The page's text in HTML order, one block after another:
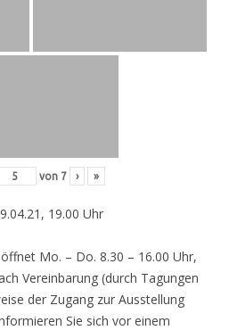
von 7 › »
19.00 Uhr
Mo. – Do. 8.30 – 16.00 Uhr,
Vereinbarung (durch Tagungen
der Zugang zur Ausstellung
Sie sich vor einem